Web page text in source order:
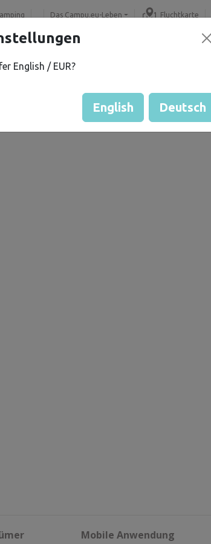
Das Campu.eu-Leben Fluchtkarte
Gästebewertung durch
Bewertung der Grundstücke
Mobile Anwendung
English / EUR?
English Deutsch